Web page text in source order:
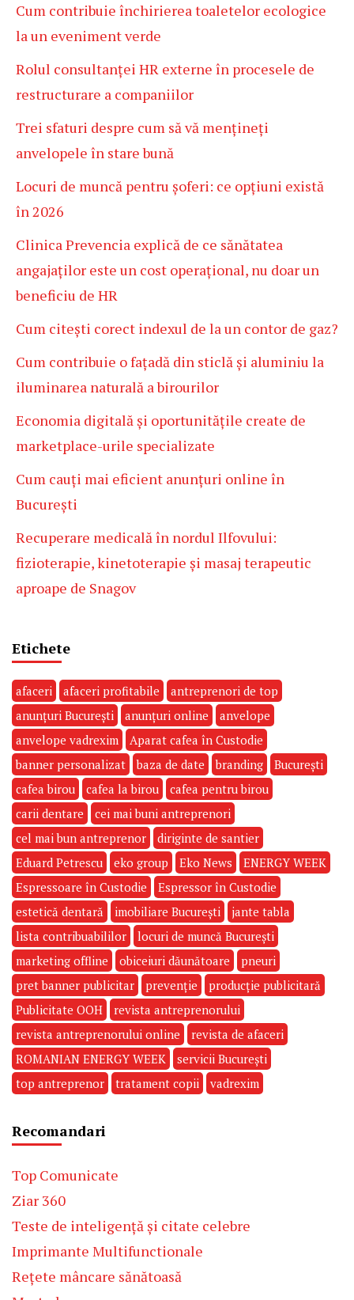
Cum contribuie închirierea toaletelor ecologice
la un eveniment verde
Rolul consultanței HR externe în procesele de
restructurare a companiilor
Trei sfaturi despre cum să vă mențineți
anvelopele în stare bună
Locuri de muncă pentru șoferi: ce opțiuni există
în 2026
Clinica Prevencia explică de ce sănătatea
angajaților este un cost operațional, nu doar un
beneficiu de HR
Cum citești corect indexul de la un contor de gaz?
Cum contribuie o fațadă din sticlă și aluminiu la
iluminarea naturală a birourilor
Economia digitală și oportunitățile create de
marketplace-urile specializate
Cum cauți mai eficient anunțuri online în
București
Recuperare medicală în nordul Ilfovului:
fizioterapie, kinetoterapie și masaj terapeutic
aproape de Snagov
Etichete
afaceri afaceri profitabile
antreprenori de top
anunțuri București
anunțuri online
anvelope
anvelope vadrexim
Aparat cafea în Custodie
banner personalizat
baza de date branding
București
cafea birou
cafea la birou
cafea pentru birou
carii dentare
cei mai buni antreprenori
cel mai bun antreprenor
diriginte de santier
Eduard Petrescu
eko group Eko News
ENERGY WEEK
Espressoare în Custodie
Espressor în Custodie
estetică dentară
imobiliare București
jante tabla
lista contribuabililor
locuri de muncă București
marketing offline
obiceiuri dăunătoare
pneuri
pret banner publicitar
prevenție
producție publicitară
Publicitate OOH
revista antreprenorului
revista antreprenorului online
revista de afaceri
ROMANIAN ENERGY WEEK
servicii București
top antreprenor
tratament copii vadrexim
Recomandari
Top Comunicate
Ziar 360
Teste de inteligență și citate celebre
Imprimante Multifunctionale
Rețete mâncare sănătoasă